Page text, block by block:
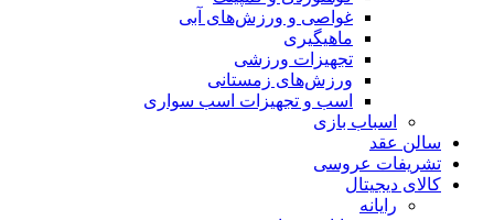
غواصی و ورزش‌های آبی
ماهیگیری
تجهیزات ورزشی
ورزش‌های زمستانی
اسب و تجهیزات اسب سواری
اسباب‌ بازی
سالن عقد
تشریفات عروسی
کالای دیجیتال
رایانه